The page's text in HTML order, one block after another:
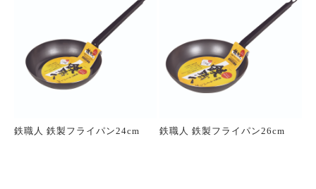
鉄職人 鉄製フライパン24cm 鉄職人 鉄製フライパン26cm